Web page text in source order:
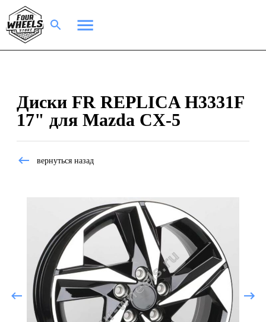
Диски FR REPLICA H3331F
17" для Mazda CX-5
вернуться назад